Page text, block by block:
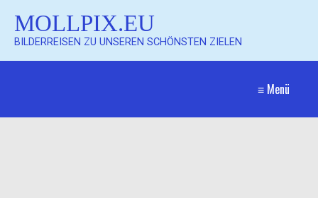
MOLLPIX.EU
BILDERREISEN ZU UNSEREN SCHÖNSTEN ZIELEN
≡ Menü